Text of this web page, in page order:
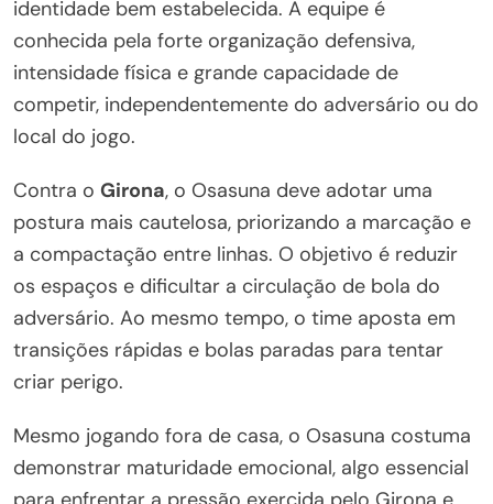
identidade bem estabelecida. A equipe é
conhecida pela forte organização defensiva,
intensidade física e grande capacidade de
competir, independentemente do adversário ou do
local do jogo.
Contra o Girona, o Osasuna deve adotar uma
postura mais cautelosa, priorizando a marcação e
a compactação entre linhas. O objetivo é reduzir
os espaços e dificultar a circulação de bola do
adversário. Ao mesmo tempo, o time aposta em
transições rápidas e bolas paradas para tentar
criar perigo.
Mesmo jogando fora de casa, o Osasuna costuma
demonstrar maturidade emocional, algo essencial